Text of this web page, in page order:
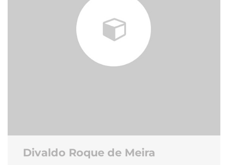
Divaldo Roque de Meira